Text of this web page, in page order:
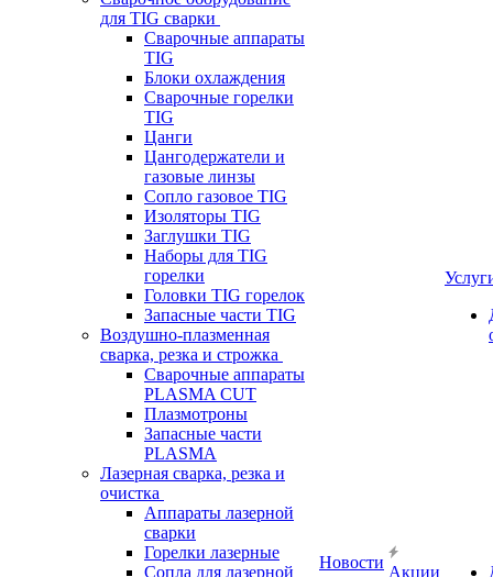
для TIG сварки
Сварочные аппараты
TIG
Блоки охлаждения
Сварочные горелки
TIG
Цанги
Цангодержатели и
газовые линзы
Сопло газовое TIG
Изоляторы TIG
Заглушки TIG
Наборы для TIG
горелки
Головки TIG горелок
Запасные части TIG
Воздушно-плазменная
сварка, резка и строжка
Сварочные аппараты
PLASMA CUT
Плазмотроны
Запасные части
PLASMA
Лазерная сварка, резка и
очистка
Аппараты лазерной
сварки
Горелки лазерные
Сопла для лазерной
Новости
Акции